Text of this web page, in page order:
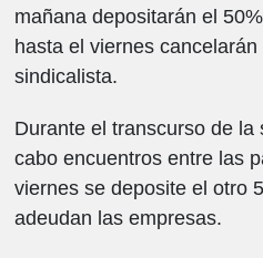
mañana depositarán el
hasta el viernes cancelarán
sindicalista.
Durante el transcurso de la
cabo encuentros entre las
viernes se deposite el otro
adeudan las empresas.